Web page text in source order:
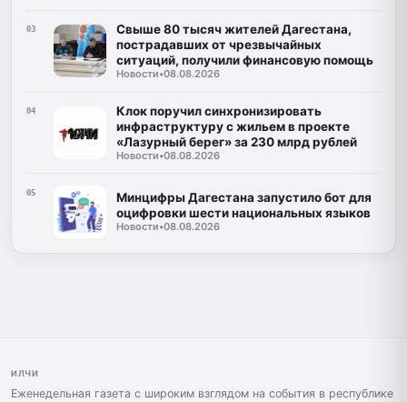
03
Свыше 80 тысяч жителей Дагестана,
пострадавших от чрезвычайных
ситуаций, получили финансовую помощь
Новости•08.08.2026
04
Клок поручил синхронизировать
инфраструктуру с жильем в проекте
«Лазурный берег» за 230 млрд рублей
Новости•08.08.2026
05
Минцифры Дагестана запустило бот для
оцифровки шести национальных языков
Новости•08.08.2026
ИЛЧИ
Еженедельная газета с широким взглядом на события в республике